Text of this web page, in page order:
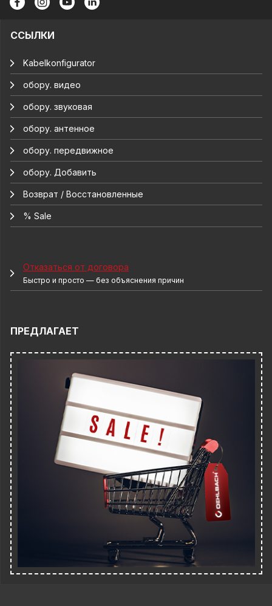
ССЫЛКИ
Kabelkonfigurator
обору. видео
обору. звуковая
обору. антенное
обору. передвижное
обору. Добавить
Возврат / Восстановленные
% Sale
Отказаться от договора
Быстро и просто — без объяснения причин
ПРЕДЛАГАЕТ